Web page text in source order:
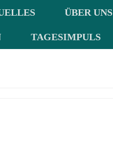
ÜBER UNS
TAGESIMPULS